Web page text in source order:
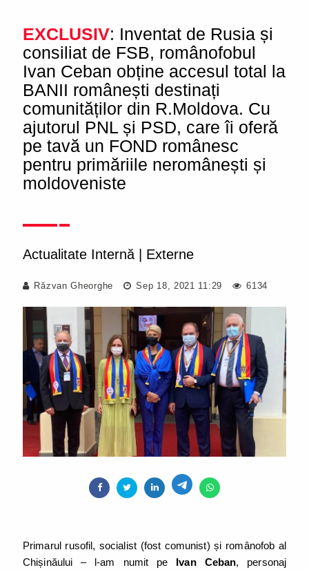
EXCLUSIV: Inventat de Rusia și
consiliat de FSB, românofobul
Ivan Ceban obține accesul total la
BANII românești destinați
comunităților din R.Moldova. Cu
ajutorul PNL și PSD, care îi oferă
pe tavă un FOND românesc
pentru primăriile neromânești și
moldoveniste
Actualitate Internă Externe
Răzvan Gheorghe Sep 18, 2021 11:29 6134
Primarul rusofil, socialist (fost comunist) și românofob al
Chișinăului – l-am numit pe Ivan Ceban, personaj